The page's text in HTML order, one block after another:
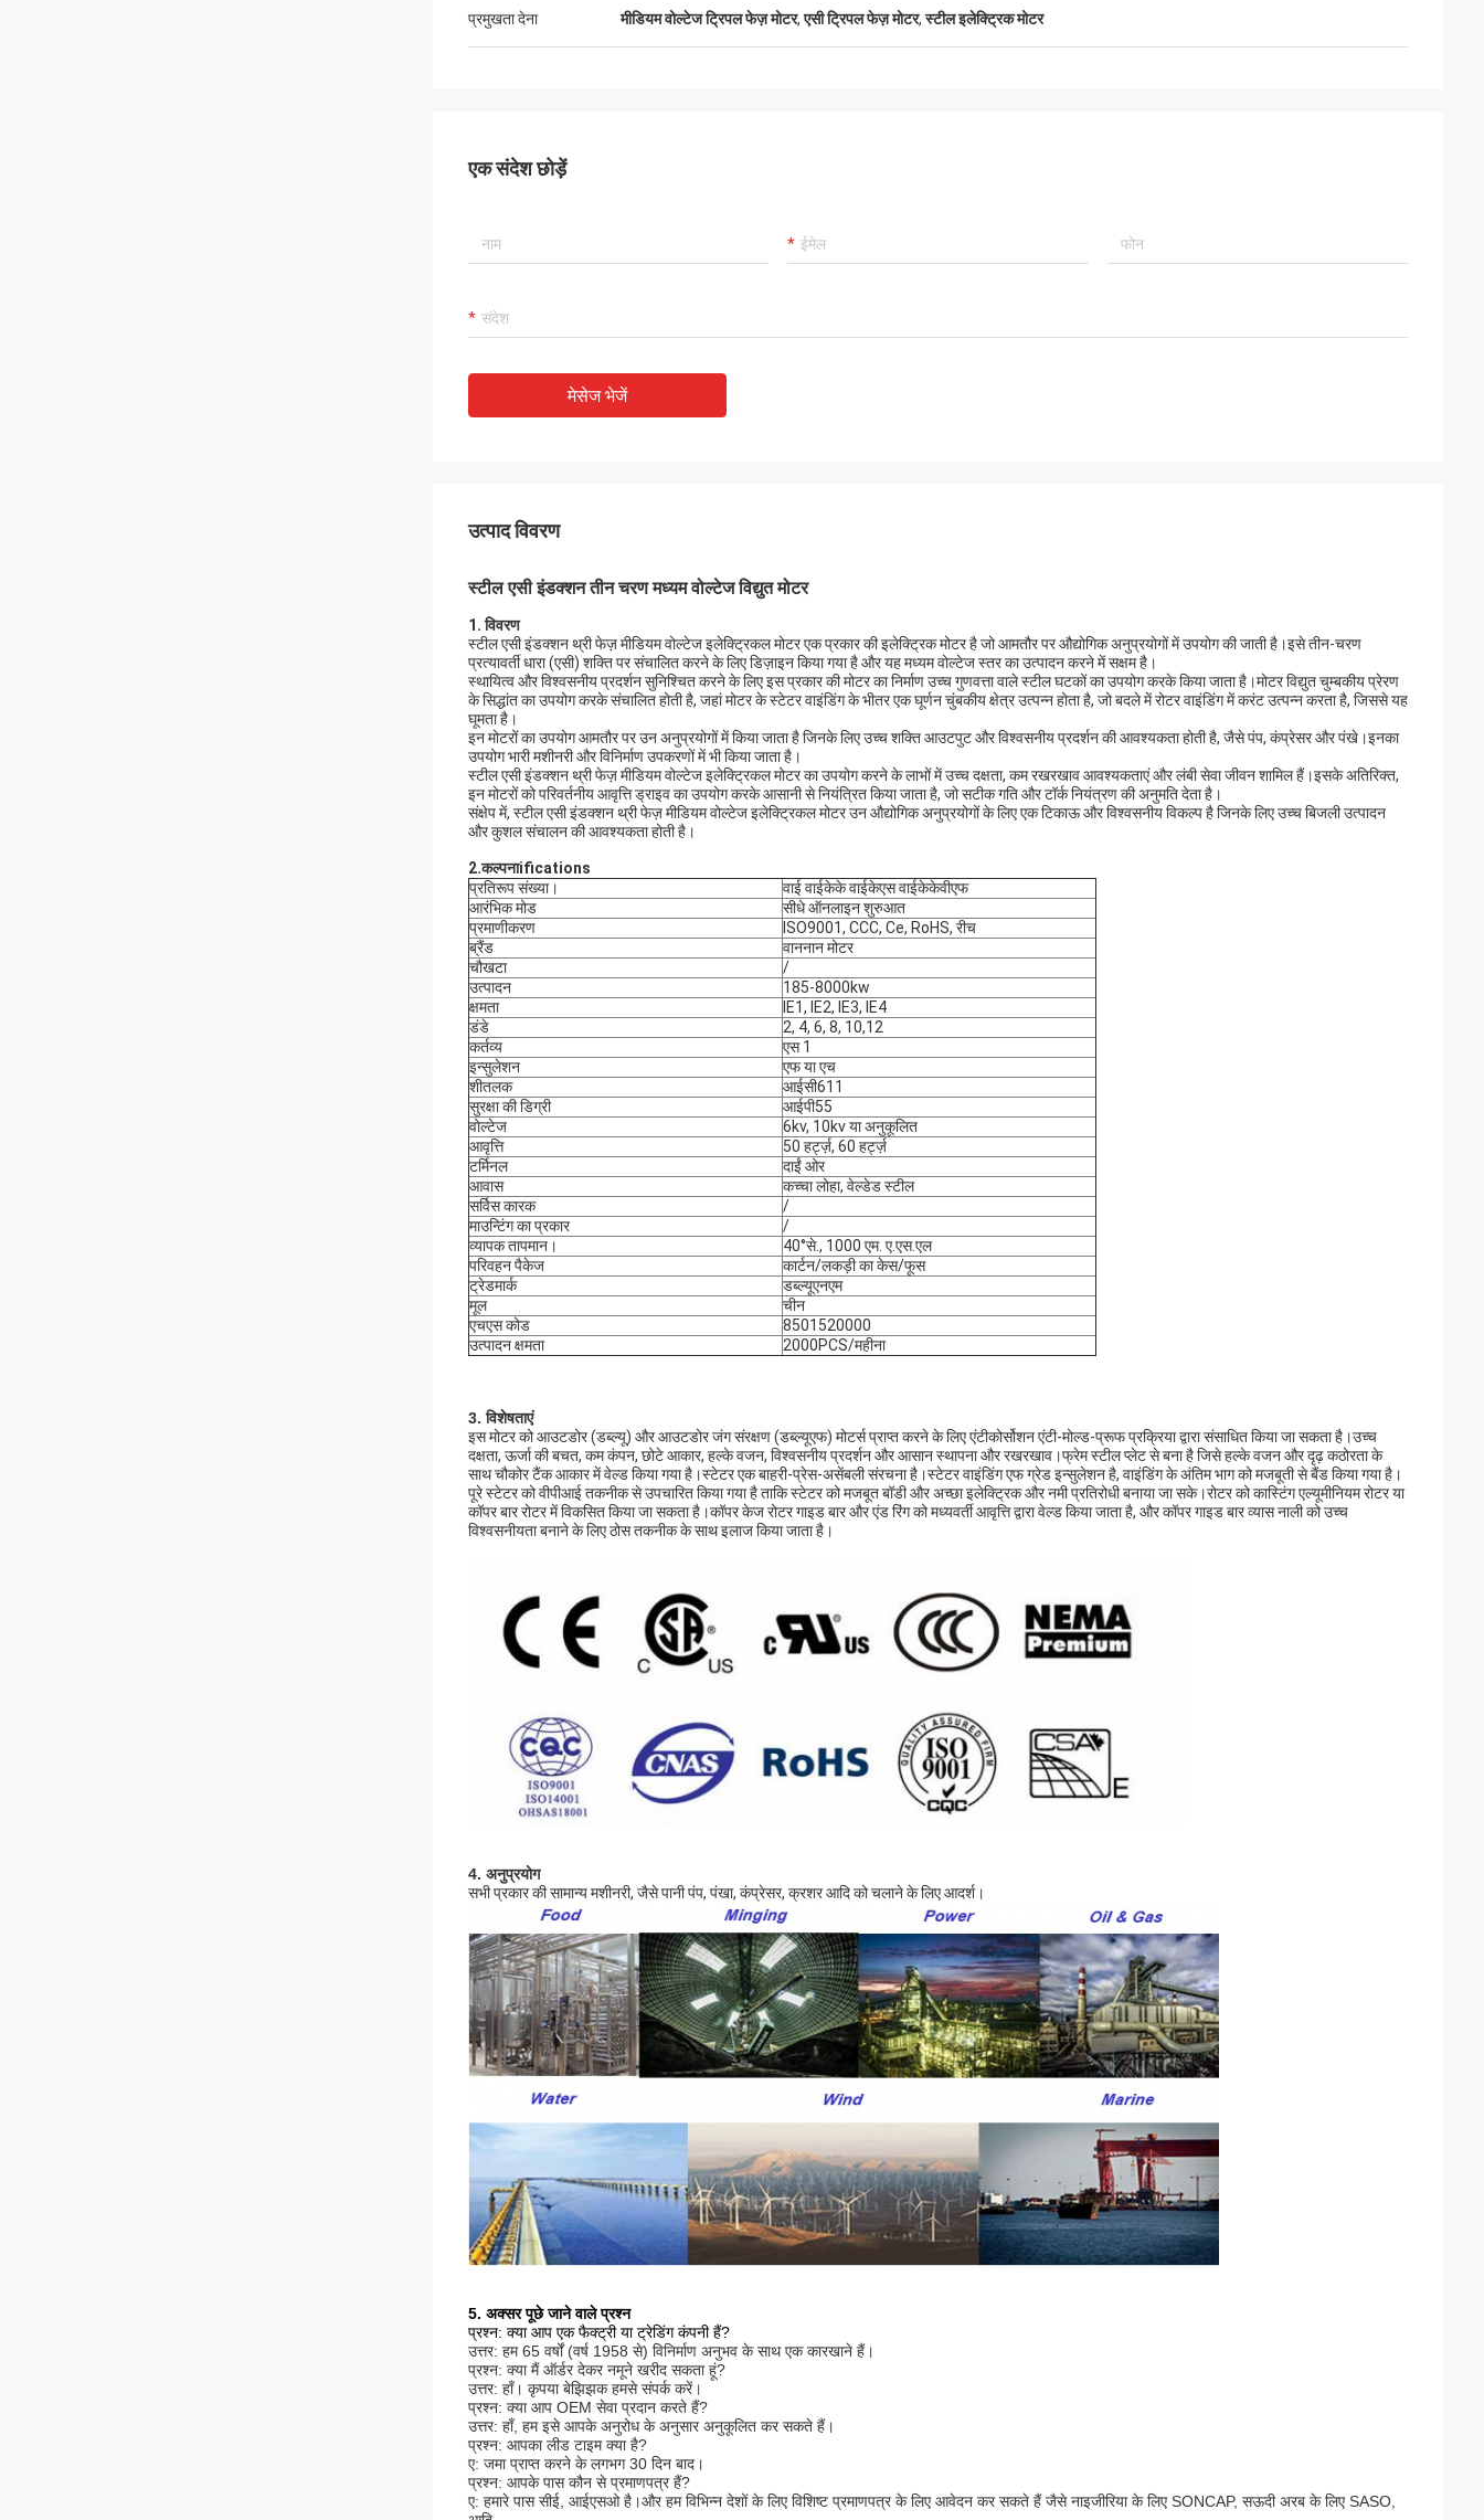
प्रमुखता देना मीडियम वोल्टेज ट्रिपल फेज़ मोटर,एसी ट्रिपल फेज़ मोटर,स्टील इलेक्ट्रिक मोटर
एक संदेश छोड़ें
मेसेज भेजें
उत्पाद विवरण
स्टील एसी इंडक्शन तीन चरण मध्यम वोल्टेज विद्युत मोटर
1. विवरण
स्टील एसी इंडक्शन थ्री फेज़ मीडियम वोल्टेज इलेक्ट्रिकल मोटर एक प्रकार की इलेक्ट्रिक मोटर है जो आमतौर पर औद्योगिक अनुप्रयोगों में उपयोग की जाती है।इसे तीन-चरण
प्रत्यावर्ती धारा (एसी) शक्ति पर संचालित करने के लिए डिज़ाइन किया गया है और यह मध्यम वोल्टेज स्तर का उत्पादन करने में सक्षम है।
स्थायित्व और विश्वसनीय प्रदर्शन सुनिश्चित करने के लिए इस प्रकार की मोटर का निर्माण उच्च गुणवत्ता वाले स्टील घटकों का उपयोग करके किया जाता है।मोटर विद्युत चुम्बकीय प्रेरण
के सिद्धांत का उपयोग करके संचालित होती है, जहां मोटर के स्टेटर वाइंडिंग के भीतर एक घूर्णन चुंबकीय क्षेत्र उत्पन्न होता है, जो बदले में रोटर वाइंडिंग में करंट उत्पन्न करता है, जिससे यह
घूमता है।
इन मोटरों का उपयोग आमतौर पर उन अनुप्रयोगों में किया जाता है जिनके लिए उच्च शक्ति आउटपुट और विश्वसनीय प्रदर्शन की आवश्यकता होती है, जैसे पंप, कंप्रेसर और पंखे।इनका
उपयोग भारी मशीनरी और विनिर्माण उपकरणों में भी किया जाता है।
स्टील एसी इंडक्शन थ्री फेज़ मीडियम वोल्टेज इलेक्ट्रिकल मोटर का उपयोग करने के लाभों में उच्च दक्षता, कम रखरखाव आवश्यकताएं और लंबी सेवा जीवन शामिल हैं।इसके अतिरिक्त,
इन मोटरों को परिवर्तनीय आवृत्ति ड्राइव का उपयोग करके आसानी से नियंत्रित किया जाता है, जो सटीक गति और टॉर्क नियंत्रण की अनुमति देता है।
संक्षेप में, स्टील एसी इंडक्शन थ्री फेज़ मीडियम वोल्टेज इलेक्ट्रिकल मोटर उन औद्योगिक अनुप्रयोगों के लिए एक टिकाऊ और विश्वसनीय विकल्प है जिनके लिए उच्च बिजली उत्पादन
और कुशल संचालन की आवश्यकता होती है।
2.कल्पनाifications
प्रतिरूप संख्या।
वाई वाईकेके वाईकेएस वाईकेकेवीएफ
आरंभिक मोड
सीधे ऑनलाइन शुरुआत
प्रमाणीकरण
ISO9001, CCC, Ce, RoHS, रीच
ब्रैंड
वाननान मोटर
चौखटा
/
उत्पादन
185-8000kw
क्षमता
IE1, IE2, IE3, IE4
डंडे
2, 4, 6, 8, 10,12
कर्तव्य
एस 1
इन्सुलेशन
एफ या एच
शीतलक
आईसी611
सुरक्षा की डिग्री
आईपी55
वोल्टेज
6kv, 10kv या अनुकूलित
आवृत्ति
50 हर्ट्ज़, 60 हर्ट्ज़
टर्मिनल
दाईं ओर
आवास
कच्चा लोहा, वेल्डेड स्टील
सर्विस कारक
/
माउन्टिंग का प्रकार
/
व्यापक तापमान।
40°से., 1000 एम. ए.एस.एल
परिवहन पैकेज
कार्टन/लकड़ी का केस/फूस
ट्रेडमार्क
डब्ल्यूएनएम
मूल
चीन
एचएस कोड
8501520000
उत्पादन क्षमता
2000PCS/महीना
3. विशेषताएं
इस मोटर को आउटडोर (डब्ल्यू) और आउटडोर जंग संरक्षण (डब्ल्यूएफ) मोटर्स प्राप्त करने के लिए एंटीकोर्सोशन एंटी-मोल्ड-प्रूफ प्रक्रिया द्वारा संसाधित किया जा सकता है।उच्च
दक्षता, ऊर्जा की बचत, कम कंपन, छोटे आकार, हल्के वजन, विश्वसनीय प्रदर्शन और आसान स्थापना और रखरखाव।फ्रेम स्टील प्लेट से बना है जिसे हल्के वजन और दृढ़ कठोरता के
साथ चौकोर टैंक आकार में वेल्ड किया गया है।स्टेटर एक बाहरी-प्रेस-असेंबली संरचना है।स्टेटर वाइंडिंग एफ ग्रेड इन्सुलेशन है, वाइंडिंग के अंतिम भाग को मजबूती से बैंड किया गया है।
पूरे स्टेटर को वीपीआई तकनीक से उपचारित किया गया है ताकि स्टेटर को मजबूत बॉडी और अच्छा इलेक्ट्रिक और नमी प्रतिरोधी बनाया जा सके।रोटर को कास्टिंग एल्यूमीनियम रोटर या
कॉपर बार रोटर में विकसित किया जा सकता है।कॉपर केज रोटर गाइड बार और एंड रिंग को मध्यवर्ती आवृत्ति द्वारा वेल्ड किया जाता है, और कॉपर गाइड बार व्यास नाली को उच्च
विश्वसनीयता बनाने के लिए ठोस तकनीक के साथ इलाज किया जाता है।
4. अनुप्रयोग
सभी प्रकार की सामान्य मशीनरी, जैसे पानी पंप, पंखा, कंप्रेसर, क्रशर आदि को चलाने के लिए आदर्श।
5. अक्सर पूछे जाने वाले प्रश्न
प्रश्न: क्या आप एक फैक्ट्री या ट्रेडिंग कंपनी हैं?
उत्तर: हम 65 वर्षों (वर्ष 1958 से) विनिर्माण अनुभव के साथ एक कारखाने हैं।
प्रश्न: क्या मैं ऑर्डर देकर नमूने खरीद सकता हूं?
उत्तर: हाँ। कृपया बेझिझक हमसे संपर्क करें।
प्रश्न: क्या आप OEM सेवा प्रदान करते हैं?
उत्तर: हाँ, हम इसे आपके अनुरोध के अनुसार अनुकूलित कर सकते हैं।
प्रश्न: आपका लीड टाइम क्या है?
ए: जमा प्राप्त करने के लगभग 30 दिन बाद।
प्रश्न: आपके पास कौन से प्रमाणपत्र हैं?
ए: हमारे पास सीई, आईएसओ है।और हम विभिन्न देशों के लिए विशिष्ट प्रमाणपत्र के लिए आवेदन कर सकते हैं जैसे नाइजीरिया के लिए SONCAP, सऊदी अरब के लिए SASO,